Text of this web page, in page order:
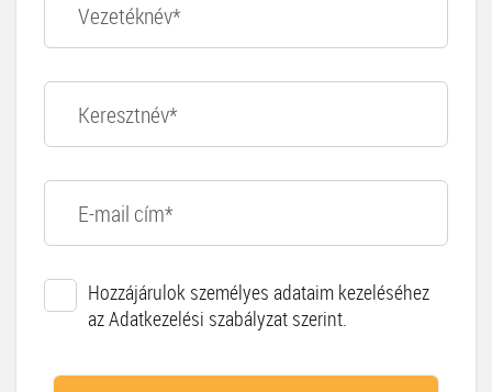
Hozzájárulok személyes adataim kezeléséhez
az Adatkezelési szabályzat szerint.